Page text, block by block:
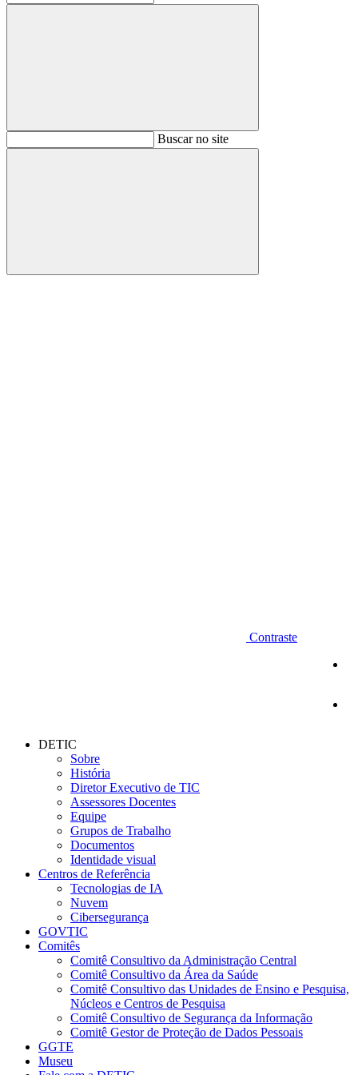
BuscarBuscar no site
Buscar
Contraste
DETIC
Sobre
História
Diretor Executivo de TIC
Assessores Docentes
Equipe
Grupos de Trabalho
Documentos
Identidade visual
Centros de Referência
Tecnologias de IA
Nuvem
Cibersegurança
GOVTIC
Comitês
Comitê Consultivo da Administração Central
Comitê Consultivo da Área da Saúde
Comitê Consultivo das Unidades de Ensino e Pesquisa,
Núcleos e Centros de Pesquisa
Comitê Consultivo de Segurança da Informação
Comitê Gestor de Proteção de Dados Pessoais
GGTE
Museu